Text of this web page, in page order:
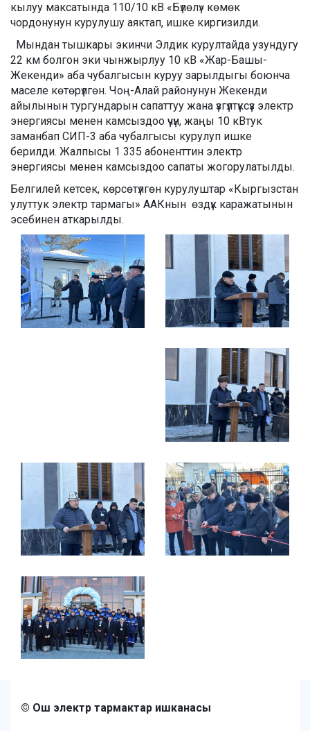
кылуу максатында 110/10 кВ «Бүлөлү» көмөк
чордонунун курулушу аяктап, ишке киргизилди.
Мындан тышкары экинчи Элдик курултайда узундугу
22 км болгон эки чынжырлуу 10 кВ «Жар-Башы-
Жекенди» аба чубалгысын куруу зарылдыгы боюнча
маселе көтөрүлгөн. Чоң-Алай районунун Жекенди
айылынын тургундарын сапаттуу жана үзгүлтүксүз электр
энергиясы менен камсыздоо үчүн, жаңы 10 кВтук
заманбап СИП-3 аба чубалгысы курулуп ишке
берилди. Жалпысы 1 335 абоненттин электр
энергиясы менен камсыздоо сапаты жогорулатылды.
Белгилей кетсек, көрсөтүлгөн курулуштар «Кыргызстан
улуттук электр тармагы» ААКнын өздүк каражатынын
эсебинен аткарылды.
© Ош электр тармактар ишканасы